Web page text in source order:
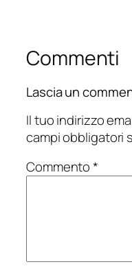
Commenti
Lascia un
Il tuo indirizzo
campi obbligatori
Commento*